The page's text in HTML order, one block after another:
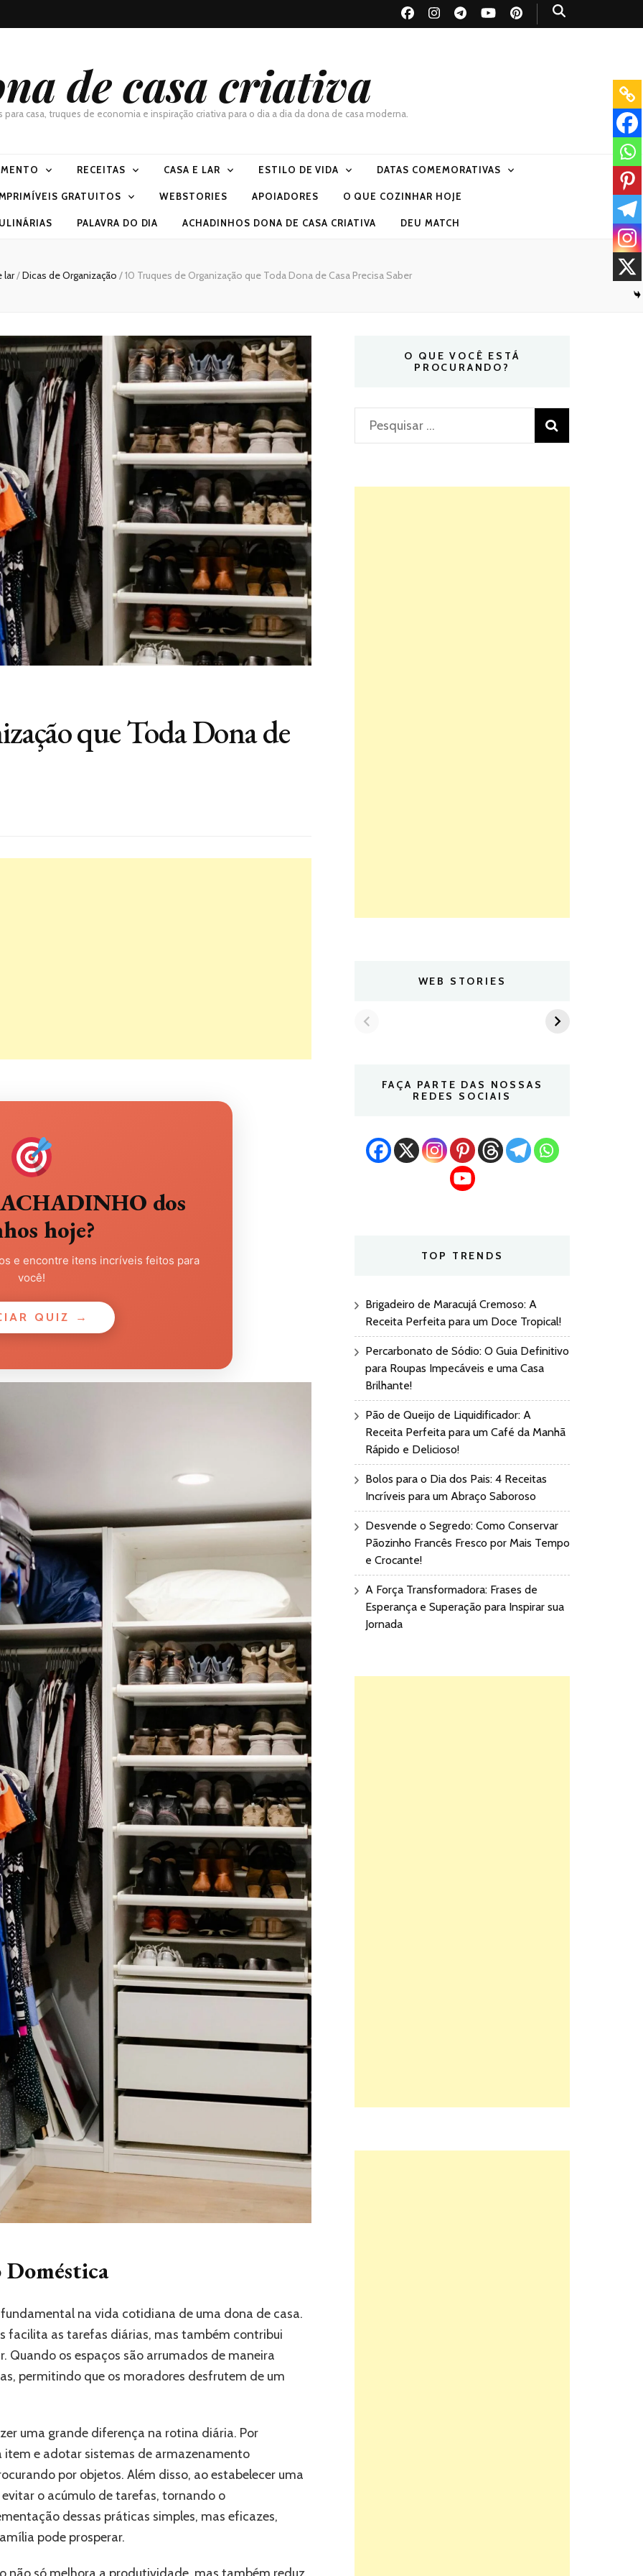
de casa criativa
para casa, truques de economia e inspiração criativa para o dia a dia da dona de casa moderna.
RECEITAS CASA E LAR ESTILO DE VIDA DATAS COMEMORATIVAS
GRATUITOS WEBSTORIES APOIADORES O QUE COZINHAR HOJE
PALAVRA DO DIA ACHADINHOS DONA DE CASA CRIATIVA DEU MATCH
lar/Dicas de Organização /10 Truques de Organização que Toda Dona de Casa Precisa Saber
que Toda Dona de
ACHADINHO dos
hoje?
e encontre itens incríveis feitos para
você!
QUIZ →
na vida cotidiana de uma dona de casa.
facilita as tarefas diárias, mas também contribui
os espaços são arrumados de maneira
permitindo que os moradores desfrutem de um
uma grande diferença na rotina diária. Por
e adotar sistemas de armazenamento
por objetos. Além disso, ao estabelecer uma
o acúmulo de tarefas, tornando o
dessas práticas simples, mas eficazes,
pode prosperar.
O QUE VOCÊ ESTÁ
PROCURANDO?
Pesquisar
por:
WEB STORIES
FAÇA PARTE DAS NOSSAS
REDES SOCIAIS
TOP TRENDS
Brigadeiro de Maracujá Cremoso: A
Receita Perfeita para um Doce Tropical!
Percarbonato de Sódio: O Guia Definitivo
para Roupas Impecáveis e uma Casa
Brilhante!
Pão de Queijo de Liquidificador: A
Receita Perfeita para um Café da Manhã
Rápido e Delicioso!
Bolos para o Dia dos Pais: 4 Receitas
Incríveis para um Abraço Saboroso
Desvende o Segredo: Como Conservar
Pãozinho Francês Fresco por Mais Tempo
e Crocante!
A Força Transformadora: Frases de
Esperança e Superação para Inspirar sua
Jornada